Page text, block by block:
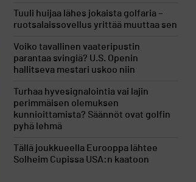
Tuuli huijaa lähes jokaista golfaria –
ruotsalaissovellus yrittää muuttaa sen
Voiko tavallinen vaateripustin
parantaa svingiä? U.S. Openin
hallitseva mestari uskoo niin
Turhaa hyvesignalointia vai lajin
perimmäisen olemuksen
kunnioittamista? Säännöt ovat golfin
pyhä lehmä
Tällä joukkueella Eurooppa lähtee
Solheim Cupissa USA:n kaatoon